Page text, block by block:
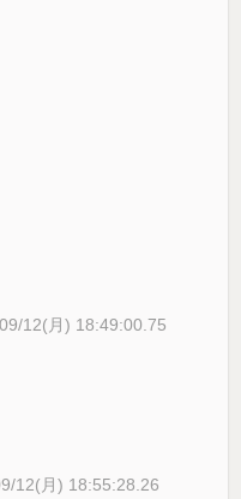
12(月) 18:49:00.75
12(月) 18:55:28.26